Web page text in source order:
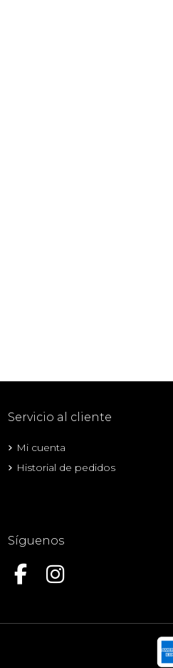
Servicio al cliente
Mi cuenta
Historial de pedidos
Síguenos